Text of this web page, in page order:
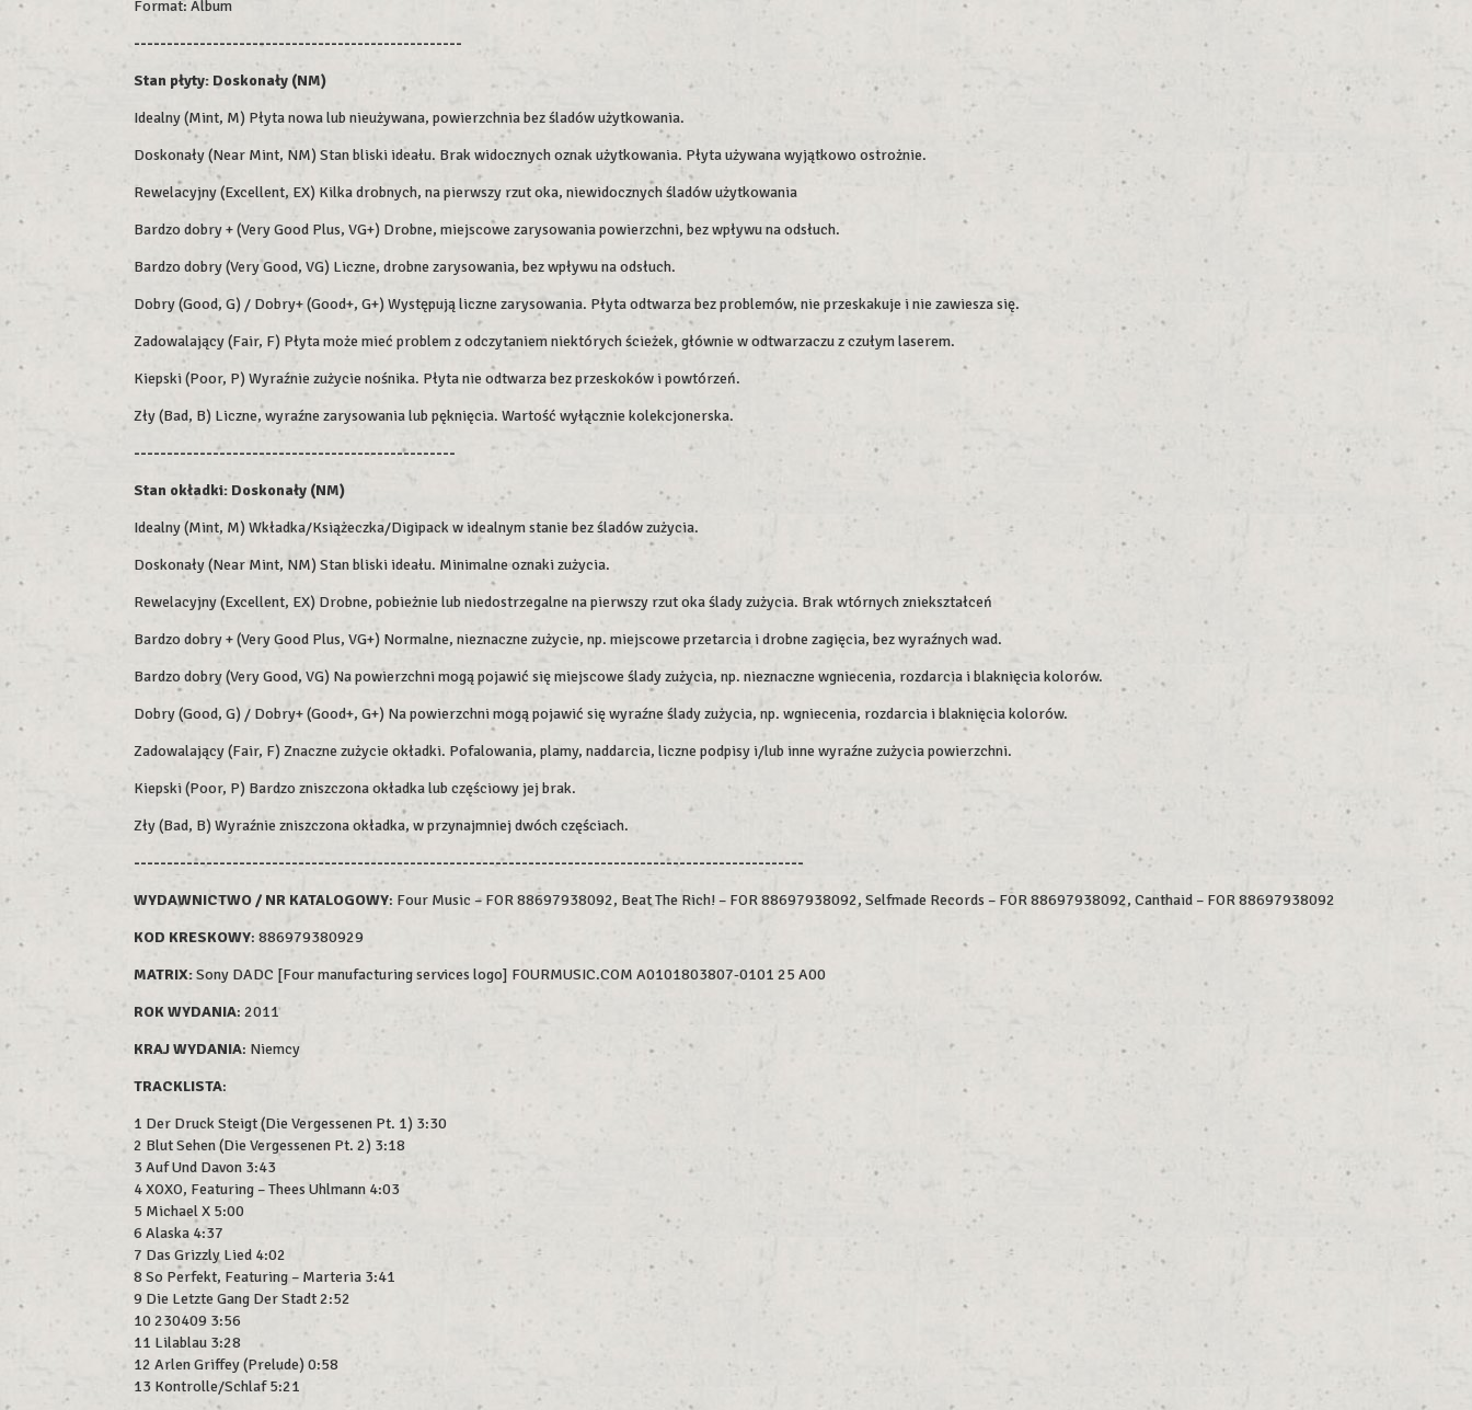
Format: Album
--------------------------------------------------
Stan płyty: Doskonały (NM)
Idealny (Mint, M) Płyta nowa lub nieużywana, powierzchnia bez śladów użytkowania.
Doskonały (Near Mint, NM) Stan bliski ideału. Brak widocznych oznak użytkowania. Płyta używana wyjątkowo ostrożnie.
Rewelacyjny (Excellent, EX) Kilka drobnych, na pierwszy rzut oka, niewidocznych śladów użytkowania
Bardzo dobry + (Very Good Plus, VG+) Drobne, miejscowe zarysowania powierzchni, bez wpływu na odsłuch.
Bardzo dobry (Very Good, VG) Liczne, drobne zarysowania, bez wpływu na odsłuch.
Dobry (Good, G) / Dobry+ (Good+, G+) Występują liczne zarysowania. Płyta odtwarza bez problemów, nie przeskakuje i nie zawiesza się.
Zadowalający (Fair, F) Płyta może mieć problem z odczytaniem niektórych ścieżek, głównie w odtwarzaczu z czułym laserem.
Kiepski (Poor, P) Wyraźnie zużycie nośnika. Płyta nie odtwarza bez przeskoków i powtórzeń.
Zły (Bad, B) Liczne, wyraźne zarysowania lub pęknięcia. Wartość wyłącznie kolekcjonerska.
-------------------------------------------------
Stan okładki: Doskonały (NM)
Idealny (Mint, M) Wkładka/Książeczka/Digipack w idealnym stanie bez śladów zużycia.
Doskonały (Near Mint, NM) Stan bliski ideału. Minimalne oznaki zużycia.
Rewelacyjny (Excellent, EX) Drobne, pobieżnie lub niedostrzegalne na pierwszy rzut oka ślady zużycia. Brak wtórnych zniekształceń
Bardzo dobry + (Very Good Plus, VG+) Normalne, nieznaczne zużycie, np. miejscowe przetarcia i drobne zagięcia, bez wyraźnych wad.
Bardzo dobry (Very Good, VG) Na powierzchni mogą pojawić się miejscowe ślady zużycia, np. nieznaczne wgniecenia, rozdarcia i blaknięcia kolorów.
Dobry (Good, G) / Dobry+ (Good+, G+) Na powierzchni mogą pojawić się wyraźne ślady zużycia, np. wgniecenia, rozdarcia i blaknięcia kolorów.
Zadowalający (Fair, F) Znaczne zużycie okładki. Pofalowania, plamy, naddarcia, liczne podpisy i/lub inne wyraźne zużycia powierzchni.
Kiepski (Poor, P) Bardzo zniszczona okładka lub częściowy jej brak.
Zły (Bad, B) Wyraźnie zniszczona okładka, w przynajmniej dwóch częściach.
------------------------------------------------------------------------------------------------------
WYDAWNICTWO / NR KATALOGOWY: Four Music – FOR 88697938092, Beat The Rich! – FOR 88697938092, Selfmade Records – FOR 88697938092, Canthaid – FOR 88697938092
KOD KRESKOWY: 886979380929
MATRIX:Sony DADC [Four manufacturing services logo] FOURMUSIC.COM A0101803807-0101 25 A00
ROK WYDANIA: 2011
KRAJ WYDANIA: Niemcy
TRACKLISTA:
1 Der Druck Steigt (Die Vergessenen Pt. 1) 3:30
2 Blut Sehen (Die Vergessenen Pt. 2) 3:18
3 Auf Und Davon 3:43
4 XOXO, Featuring – Thees Uhlmann 4:03
5 Michael X 5:00
6 Alaska 4:37
7 Das Grizzly Lied 4:02
8 So Perfekt, Featuring – Marteria 3:41
9 Die Letzte Gang Der Stadt 2:52
10 230409 3:56
11 Lilablau 3:28
12 Arlen Griffey (Prelude) 0:58
13 Kontrolle/Schlaf 5:21